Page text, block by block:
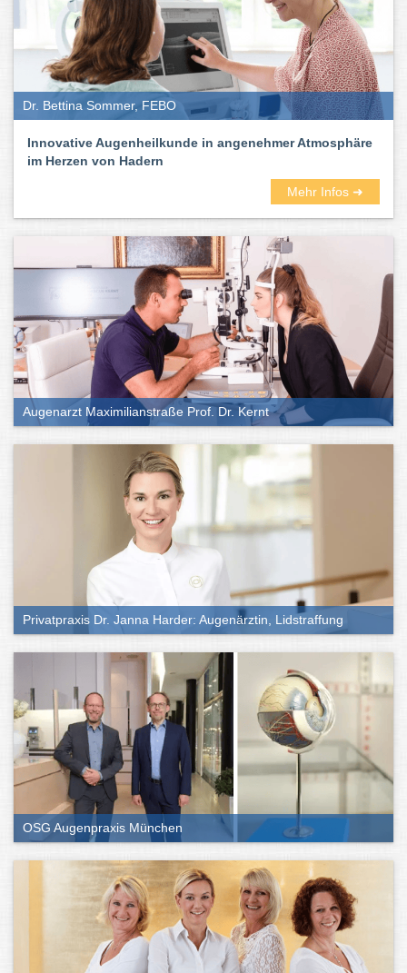
Dr. Bettina Sommer, FEBO
Innovative Augenheilkunde in angenehmer Atmosphäre
im Herzen von Hadern
Mehr Infos ➜
Augenarzt Maximilianstraße Prof. Dr. Kernt
Privatpraxis Dr. Janna Harder: Augenärztin, Lidstraffung
OSG Augenpraxis München